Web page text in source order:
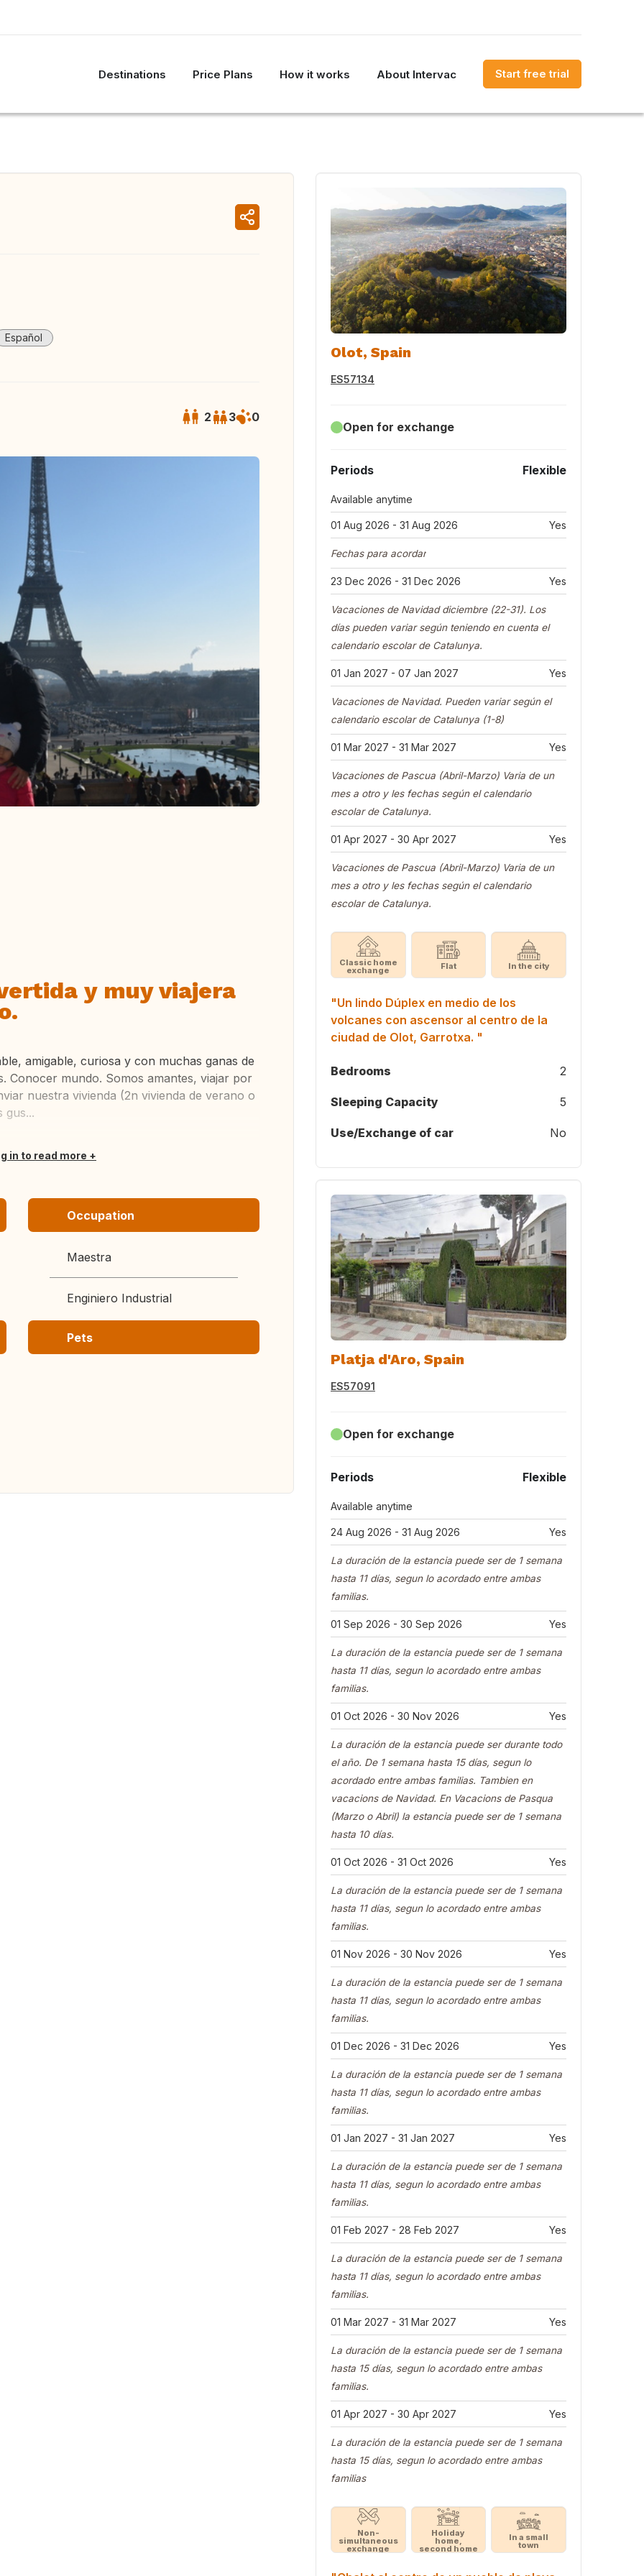
Destinations Price Plans How it works About Intervac Start free trial
Español
2 3 0
y muy viajera
amigable, curiosa y con muchas ganas de
Conocer mundo. Somos amantes, viajar por
nuestra vivienda (2n vivienda de verano o
gus...
in to read more
Occupation
Maestra
Enginiero Industrial
Pets
Olot, Spain
ES57134
Open for exchange
Periods Flexible
Available anytime
01 Aug 2026 - 31 Aug 2026 Yes
Fechas para acordar
23 Dec 2026 - 31 Dec 2026 Yes
Vacaciones de Navidad diciembre (22-31). Los
días pueden variar según teniendo en cuenta el
calendario escolar de Catalunya.
01 Jan 2027 - 07 Jan 2027 Yes
Vacaciones de Navidad. Pueden variar según el
calendario escolar de Catalunya (1-8)
01 Mar 2027 - 31 Mar 2027 Yes
Vacaciones de Pascua (Abril-Marzo) Varia de un
mes a otro y les fechas según el calendario
escolar de Catalunya.
01 Apr 2027 - 30 Apr 2027 Yes
Vacaciones de Pascua (Abril-Marzo) Varia de un
mes a otro y les fechas según el calendario
escolar de Catalunya.
Classic home
exchange Flat In the city
"Un lindo Dúplex en medio de los
volcanes con ascensor al centro de la
ciudad de Olot, Garrotxa. "
Bedrooms 2
Sleeping Capacity 5
Use/Exchange of car No
Platja d'Aro, Spain
ES57091
Open for exchange
Periods Flexible
Available anytime
24 Aug 2026 - 31 Aug 2026 Yes
La duración de la estancia puede ser de 1 semana
hasta 11 días, segun lo acordado entre ambas
familias.
01 Sep 2026 - 30 Sep 2026 Yes
La duración de la estancia puede ser de 1 semana
hasta 11 días, segun lo acordado entre ambas
familias.
01 Oct 2026 - 30 Nov 2026 Yes
La duración de la estancia puede ser durante todo
el año. De 1 semana hasta 15 días, segun lo
acordado entre ambas familias. Tambien en
vacacions de Navidad. En Vacacions de Pasqua
(Marzo o Abril) la estancia puede ser de 1 semana
hasta 10 días.
01 Oct 2026 - 31 Oct 2026 Yes
La duración de la estancia puede ser de 1 semana
hasta 11 días, segun lo acordado entre ambas
familias.
01 Nov 2026 - 30 Nov 2026 Yes
La duración de la estancia puede ser de 1 semana
hasta 11 días, segun lo acordado entre ambas
familias.
01 Dec 2026 - 31 Dec 2026 Yes
La duración de la estancia puede ser de 1 semana
hasta 11 días, segun lo acordado entre ambas
familias.
01 Jan 2027 - 31 Jan 2027 Yes
La duración de la estancia puede ser de 1 semana
hasta 11 días, segun lo acordado entre ambas
familias.
01 Feb 2027 - 28 Feb 2027 Yes
La duración de la estancia puede ser de 1 semana
hasta 11 días, segun lo acordado entre ambas
familias.
01 Mar 2027 - 31 Mar 2027 Yes
La duración de la estancia puede ser de 1 semana
hasta 15 días, segun lo acordado entre ambas
familias.
01 Apr 2027 - 30 Apr 2027 Yes
La duración de la estancia puede ser de 1 semana
hasta 15 días, segun lo acordado entre ambas
familias
Non-
simultaneous
exchange
Holiday
home,
second home
In a small
town